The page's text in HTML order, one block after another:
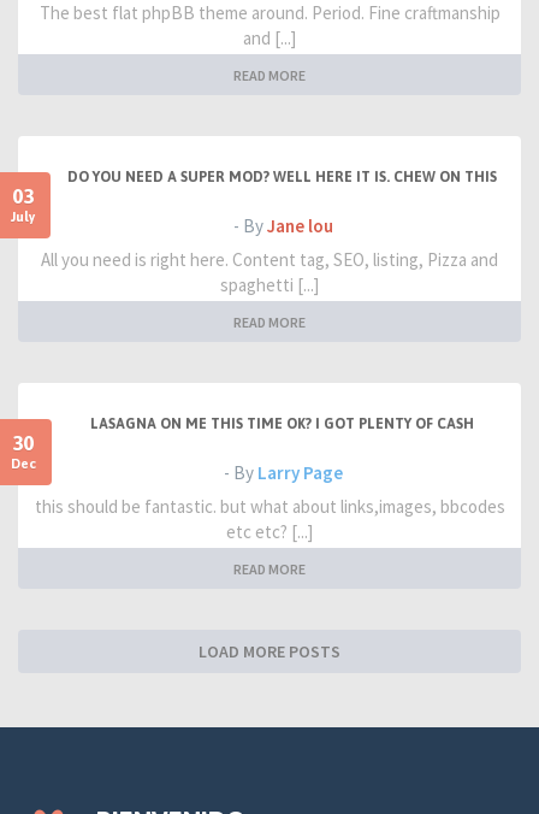
The best flat phpBB theme around. Period. Fine craftmanship
and [...]
READ MORE
03
July
DO YOU NEED A SUPER MOD? WELL HERE IT IS. CHEW ON THIS
- ByJane lou
All you need is right here. Content tag, SEO, listing, Pizza and
spaghetti [...]
READ MORE
30
Dec
LASAGNA ON ME THIS TIME OK? I GOT PLENTY OF CASH
- By Larry Page
this should be fantastic. but what about links,images, bbcodes
etc etc? [...]
READ MORE
LOAD MORE POSTS